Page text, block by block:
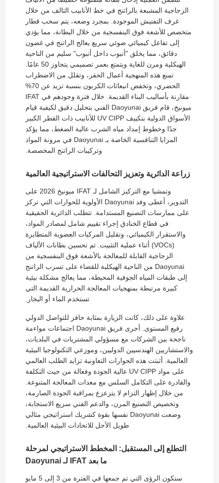
مجنزر أنابيب CCTV
كاميرا قطب المجاري
انعكاس الماء CIPP
إصلاح المجاري بدون حفر
بناء خطوط الأنابيب بدون خنادق
التدريب على تقنية الخنادق
باكر الأنابيب
تأجير المعدات بدون حفر
سدادة الأنابيب القابلة للنفخ
مضخات الصرف
الزجاجية المشبعة بالراتنج في خط الأنابيب التالف من خلال
غرف التفتيش الموجودة. بمجرد وضعه، يتم سحب قطار
متخصص للأشعة فوق البنفسجية من خلال البطانة، مما يؤدي
إلى تفاعل كيميائي ضوئي سريع يعالج الراتنج في غضون
دقائق، مما يخلق "أنبوب داخل أنبوب" سليم من الناحية
الهيكلية ومرن للغاية ويتمتع بعمر تصميمي يتجاوز 50 عامًا.
تمنع هذه المنهجية أعمال الحفر، وتقلل من الاضطراب
الحضري، وتخفض انبعاثات الكربون بنسبة تزيد عن 70%
مقارنة بأساليب البناء القديمة. خلال فترة وجودهم في IFAT
ميونيخ، قام فريق Daoyunai الفني بتحليل دقيق لكيفية قيام
الأسواق الدولية بتكييف UV CIPP للأنابيب ذات القطر الكبير
جدًا وخطوط إمداد مياه الشرب عالية الضغط، مما يؤكد
المزايا التنافسية الخاصة بـ Daoyunai في مرونة المواد
وتركيبات الراتنج المخصصة.
زراعة الدائرية وتعزيز التحالفات الاستراتيجية العالمية
وتمشيا مع التركيز الشامل لـ IFAT ميونيخ 2026 على
التدوير، أعطى وفد Daoyunai الأولوية للحوارات التي تركز
على ممارسات التصنيع المستدامة. تتطلب الدائرية الحقيقية
في قطاع الخنادق إجراء تقييم شامل لمصادر المواد،
والاستقرار الكيميائي، وتقليل المركبات العضوية المتطايرة
(VOCs) أثناء عملية التثبيت. تم تحسين بطانات الألياف
الزجاجية القابلة للمعالجة بالأشعة فوق البنفسجية من
Daoyunai من الناحية الهيكلية للقضاء على تسرب الراتنج
إلى طبقات المياه الجوفية المحيطة، مما يعالج مشكلة بيئية
كبيرة مرتبطة بمنهجيات المعالجة الحرارية القديمة التي
تستخدم الماء أو البخار.
علاوة على ذلك، كانت الزيارة بمثابة حافز للتواصل الدولي
رفيع المستوى. أجرى فريق Daoyunai اجتماعات مواءمة
ناجحة بين الشركات مع مسؤولي المشتريات في البلديات،
والاستشاريين الهندسيين الدوليين، وموزعي التكنولوجيا البيئية
العالمية. أثبتت هذه الحوارات التعاونية تزايد الطلب العالمي
على مواد UV CIPP عالية الجودة وفعالة من حيث التكلفة
والقادرة على التكامل السلس مع معدات المعالجة المتنوعة.
من خلال إظهار التزام لا يتزعزع بمراقبة الجودة الصارمة،
وتخصيص التصنيع المرن، والدعم الفني سريع الاستجابة،
وضعت Daoyunai نفسها بقوة كشريك استراتيجي مثالي
طويل الأجل للاتحادات البيئية العالمية.
التطلع إلى المستقبل: المخطط الاستراتيجي لمرحلة
ما بعد IFAT لـ Daoyunai
ستكون الرؤى التي تم جمعها في الفترة من 3 إلى 5 مايو